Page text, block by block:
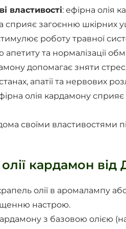
властивості: ефірна олія
сприяє загоєнню шкірних
роботу травної
та нормалізації
допомагає зняти
апатії та нервових
олія кардамону
своїми властивостями
кардамон від
крапель олії в
настрою.
з базовою олією